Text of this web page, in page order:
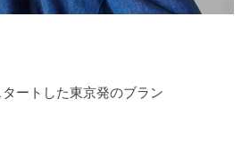
ートした東京発のブラン